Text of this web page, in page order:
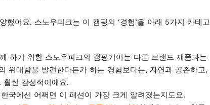
어요. 스노우피크는 이 캠핑의 ‘경험’을 아래 5가지 카테고
하기 위한 스노우피크의 캠핑기어는 다른 브랜드 제품과는
위대함을 발견한다든가 하는 경험보다는, 자연과 공존하고,
씬 감성적이에요.
국에선 어쩌면 이 패션이 가장 크게 알려졌는지도요.